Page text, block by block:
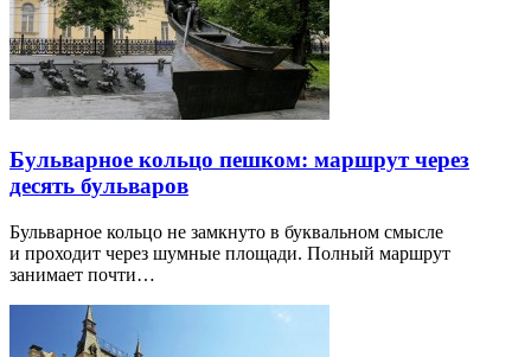
Бульварное кольцо пешком: маршрут через
десять бульваров
Бульварное кольцо не замкнуто в буквальном смысле
и проходит через шумные площади. Полный маршрут
занимает почти…